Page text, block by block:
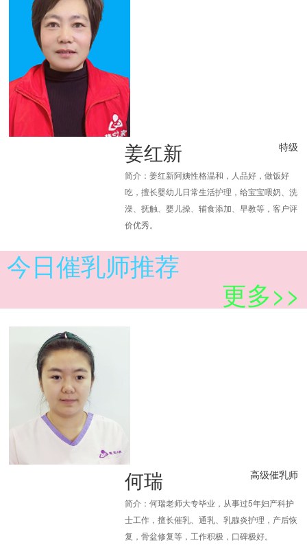
姜红新 特级
简介：姜红新阿姨性格温和，人品好，做饭好
吃，擅长婴幼儿日常生活护理，给宝宝喂奶、洗
澡、抚触、婴儿操、辅食添加、早教等，客户评
价优秀。
今日催乳师推荐
更多>>
何瑞 高级催乳师
简介：何瑞老师大专毕业，从事过5年妇产科护
士工作，擅长催乳、通乳、乳腺炎护理，产后恢
复，骨盆修复等，工作积极，口碑极好。